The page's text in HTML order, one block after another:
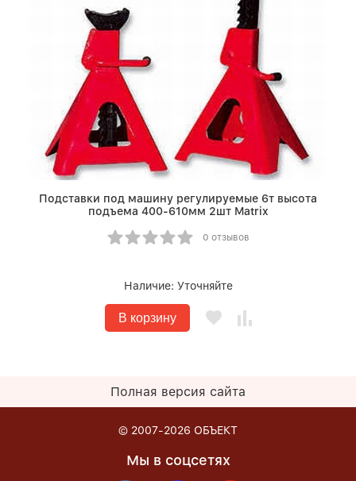
Подставки под машину регулируемые 6т высота
подъема 400-610мм 2шт Matrix
0 отзывов
Наличие: Уточняйте
В корзину
Полная версия сайта
© 2007-2026 ОБЪЕКТ
Мы в соцсетях